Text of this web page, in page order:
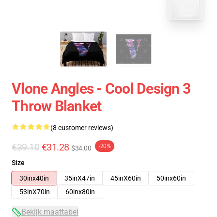
Vlone Angles - Cool Design 3
Throw Blanket
(8 customer reviews)
€39.10 €31.28 $34.00 -20%
Size
30inx40in
35inX47in 45inX60in
50inx60in
53inX70in
60inx80in
Bekijk maattabel